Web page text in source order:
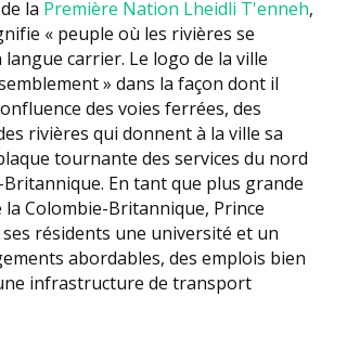
la Première Nation Lheidli T'enneh,
« peuple où les rivières se
carrier. Le logo de la ville
» dans la façon dont il
des voies ferrées, des
rivières qui donnent à la ville sa
tournante des services du nord
En tant que plus grande
la Colombie-Britannique, Prince
résidents une université et un
abordables, des emplois bien
infrastructure de transport